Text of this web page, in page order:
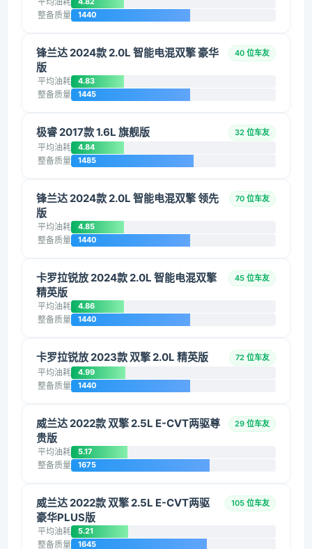
整备质量 1440
锋兰达 2024款 2.0L 智能电混双擎 豪华
版
40 位车友
平均油耗 4.83
整备质量 1445
极睿 2017款 1.6L 旗舰版 32 位车友
平均油耗 4.84
整备质量 1485
锋兰达 2024款 2.0L 智能电混双擎 领先
版
70 位车友
平均油耗 4.85
整备质量 1440
卡罗拉锐放 2024款 2.0L 智能电混双擎
精英版
45 位车友
平均油耗 4.86
整备质量 1440
卡罗拉锐放 2023款 双擎 2.0L 精英版 72 位车友
平均油耗 4.99
整备质量 1440
威兰达 2022款 双擎 2.5L E-CVT两驱尊
贵版
29 位车友
平均油耗 5.17
整备质量 1675
威兰达 2022款 双擎 2.5L E-CVT两驱
豪华PLUS版
105 位车友
平均油耗 5.21
整备质量 1645